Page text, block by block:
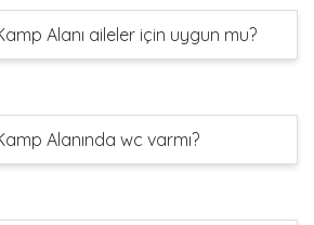
Alanı aileler için uygun mu?
Alanında wc varmı?